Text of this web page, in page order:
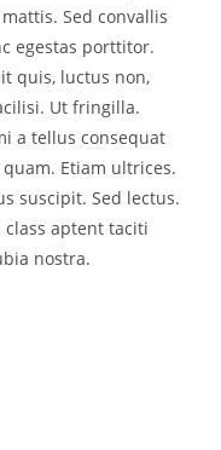
Sed convallis
egestas porttitor.
quis, luctus non,
Ut fringilla.
a tellus consequat
Etiam ultrices.
suscipit. Sed lectus.
aptent taciti
nostra.